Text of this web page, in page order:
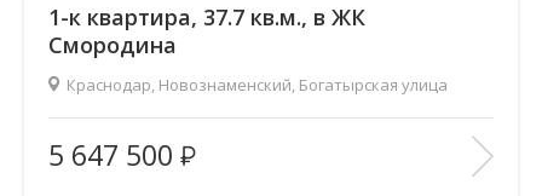
1-к квартира, 37.7 кв.м., в ЖК
Смородина
Краснодар, Новознаменский, Богатырская улица
Площадь (общ/жил/кух), м2:
37.65/14.35/14.49
Количество комнат:
1
5 647 500